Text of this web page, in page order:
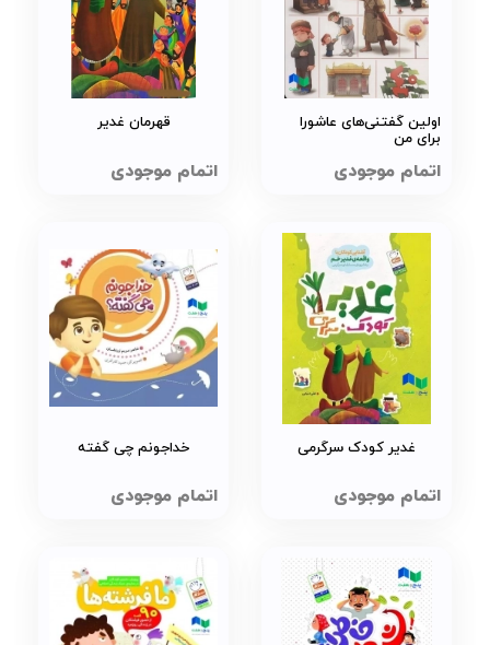
اولین گفتنی‌های عاشورا
برای من
اتمام موجودی
قهرمان غدیر
اتمام موجودی
غدیر کودک سرگرمی
اتمام موجودی
خداجونم چی گفته
اتمام موجودی